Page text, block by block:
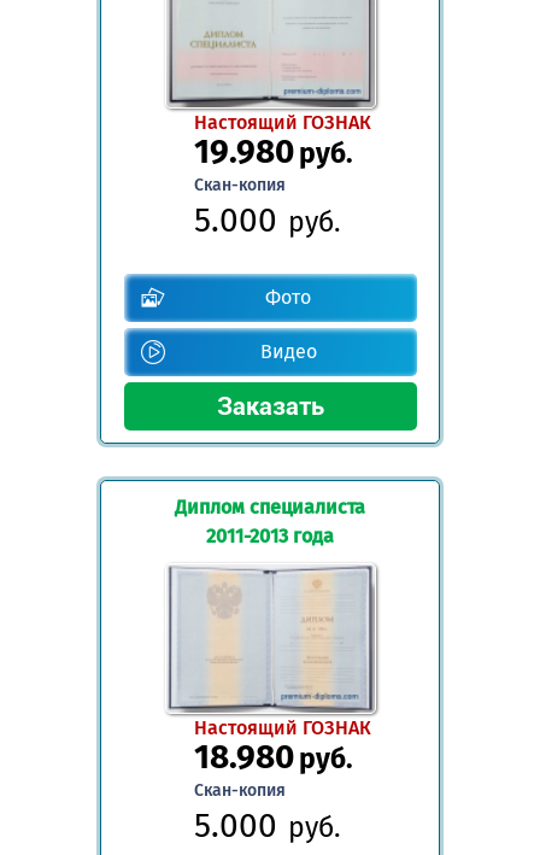
Настоящий ГОЗНАК
19.980руб.
Скан-копия
5.000 руб.
Фото
Видео
Диплом специалиста
2011-2013 года
Настоящий ГОЗНАК
18.980руб.
Скан-копия
5.000 руб.